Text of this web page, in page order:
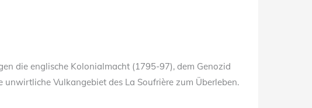
die englische Kolonialmacht (1795-97), dem Genozid
Vulkangebiet des La Soufrière zum Überleben.